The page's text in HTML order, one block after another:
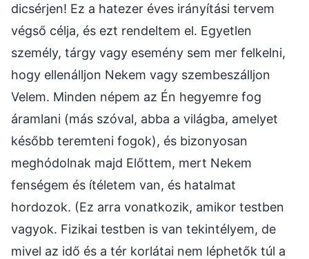
dicsérjen! Ez a hatezer éves irányítási tervem
végső célja, és ezt rendeltem el. Egyetlen
személy, tárgy vagy esemény sem mer felkelni,
hogy ellenálljon Nekem vagy szembeszálljon
Velem. Minden népem az Én hegyemre fog
áramlani (más szóval, abba a világba, amelyet
később teremteni fogok), és bizonyosan
meghódolnak majd Előttem, mert Nekem
fenségem és ítéletem van, és hatalmat
hordozok. (Ez arra vonatkozik, amikor testben
vagyok. Fizikai testben is van tekintélyem, de
mivel az idő és a tér korlátai nem léphetők túl a